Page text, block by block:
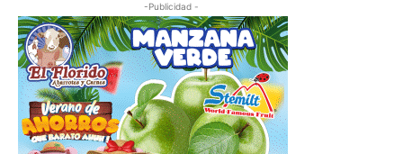
-Publicidad -